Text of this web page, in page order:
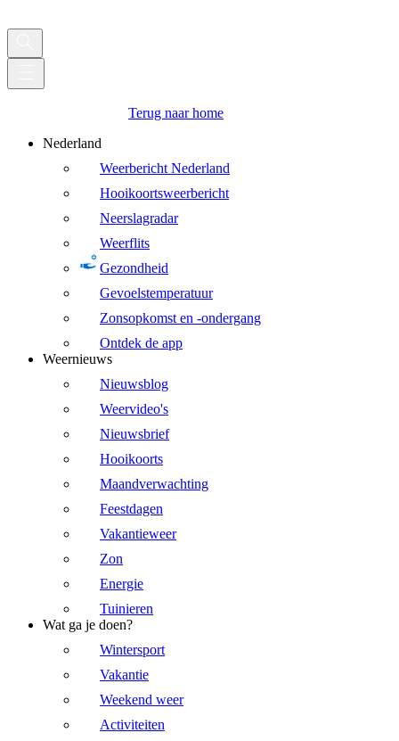
Terug naar home
Nederland
Weerbericht Nederland
Hooikoortsweerbericht
Neerslagradar
Weerflits
Gezondheid
Gevoelstemperatuur
Zonsopkomst en -ondergang
Ontdek de app
Weernieuws
Nieuwsblog
Weervideo's
Nieuwsbrief
Hooikoorts
Maandverwachting
Feestdagen
Vakantieweer
Zon
Energie
Tuinieren
Wat ga je doen?
Wintersport
Vakantie
Weekend weer
Activiteiten